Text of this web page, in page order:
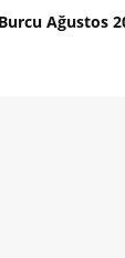
Ağustos